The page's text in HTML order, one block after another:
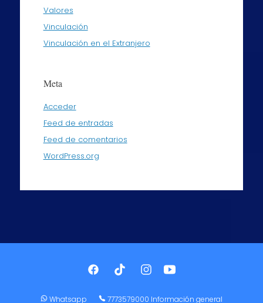
Valores
Vinculación
Vinculación en el Extranjero
Meta
Acceder
Feed de entradas
Feed de comentarios
WordPress.org
Whatsapp 7773579000 Información general